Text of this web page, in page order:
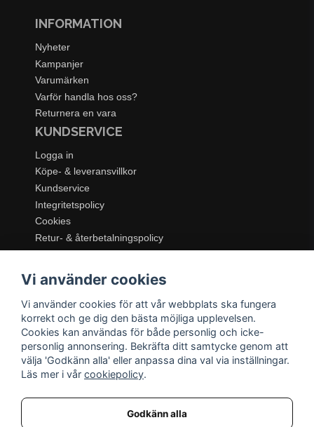
INFORMATION
Nyheter
Kampanjer
Varumärken
Varför handla hos oss?
Returnera en vara
KUNDSERVICE
Logga in
Köpe- & leveransvillkor
Kundservice
Integritetspolicy
Cookies
Retur- & återbetalningspolicy
Dukning & Servering
Kök & Matlagning
Belysning
Textil & Mattor
Möbler
Vi använder cookies
Vi använder cookies för att vår webbplats ska fungera
korrekt och ge dig den bästa möjliga upplevelsen.
Cookies kan användas för både personlig och icke-
personlig annonsering. Bekräfta ditt samtycke genom att
välja 'Godkänn alla' eller anpassa dina val via inställningar.
Läs mer i vår cookiepolicy.
Godkänn alla